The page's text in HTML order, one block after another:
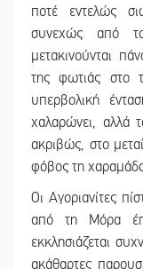
ποτέ εντελώς
συνεχώς από
μετακινούνται
της φωτιάς στο
υπερβολική
χαλαρώνει, αλλά
ακριβώς, στο
φόβος τη
Οι Αγοριανίτες
από τη Μόρα
εκκλησιάζεται
ακάθαρτες